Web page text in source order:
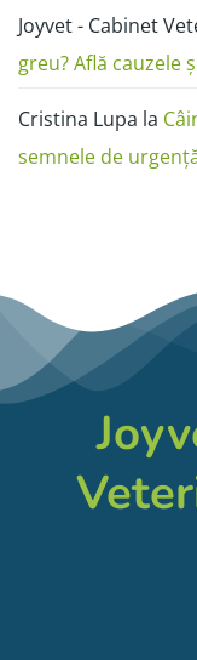
Joyvet - Cabinet
greu? Află cauzele
Cristina Lupa la
semnele de